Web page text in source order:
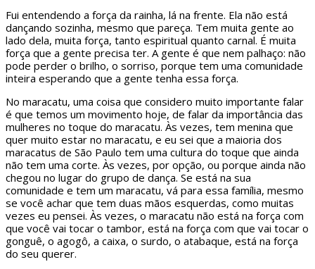
Fui entendendo a força da rainha, lá na frente. Ela não está
dançando sozinha, mesmo que pareça. Tem muita gente ao
lado dela, muita força, tanto espiritual quanto carnal. É muita
força que a gente precisa ter. A gente é que nem palhaço: não
pode perder o brilho, o sorriso, porque tem uma comunidade
inteira esperando que a gente tenha essa força.
No maracatu, uma coisa que considero muito importante falar
é que temos um movimento hoje, de falar da importância das
mulheres no toque do maracatu. Às vezes, tem menina que
quer muito estar no maracatu, e eu sei que a maioria dos
maracatus de São Paulo tem uma cultura do toque que ainda
não tem uma corte. Às vezes, por opção, ou porque ainda não
chegou no lugar do grupo de dança. Se está na sua
comunidade e tem um maracatu, vá para essa família, mesmo
se você achar que tem duas mãos esquerdas, como muitas
vezes eu pensei. Às vezes, o maracatu não está na força com
que você vai tocar o tambor, está na força com que vai tocar o
gonguê, o agogô, a caixa, o surdo, o atabaque, está na força
do seu querer.